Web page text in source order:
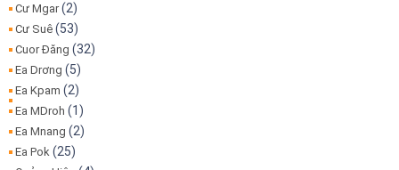
Cư Mgar(2)
Cư Suê (53)
Cuor Đăng (32)
Ea Drơng (5)
Ea Kpam (2)
Ea MDroh (1)
Ea Mnang (2)
Ea Pok (25)